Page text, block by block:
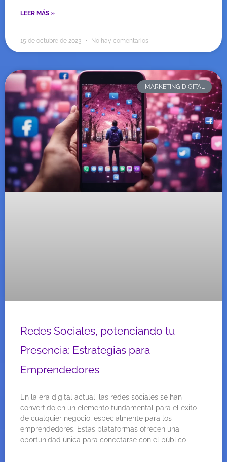
LEER MÁS »
15 de octubre de 2023 No hay comentarios
MARKETING DIGITAL
Redes Sociales, potenciando tu
Presencia: Estrategias para
Emprendedores
En la era digital actual, las redes sociales se han
convertido en un elemento fundamental para el éxito
de cualquier negocio, especialmente para los
emprendedores. Estas plataformas ofrecen una
oportunidad única para conectarse con el público